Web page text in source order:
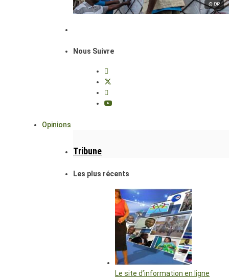
© DR
Nous Suivre
Opinions
Tribune
Les plus récents
Le site d’information en ligne